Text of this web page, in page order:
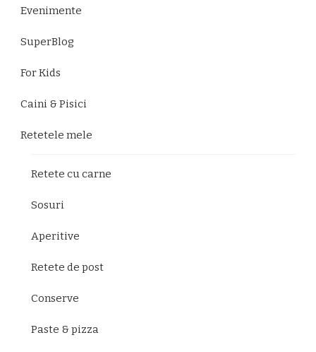
Evenimente
SuperBlog
For Kids
Caini & Pisici
Retetele mele
Retete cu carne
Sosuri
Aperitive
Retete de post
Conserve
Paste & pizza